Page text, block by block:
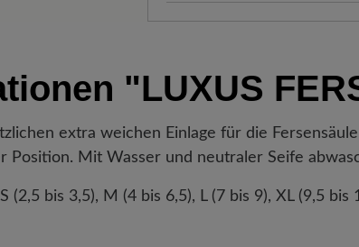
verlassen hat, erhalten Sie
Sendungsnummer können Sie
"LUXUS
extra weichen Einlage für die
Position. Mit Wasser und neutraler Seife
(2,5 bis 3,5), M (4 bis 6,5), L (7 bis 9), XL (9,5 bis